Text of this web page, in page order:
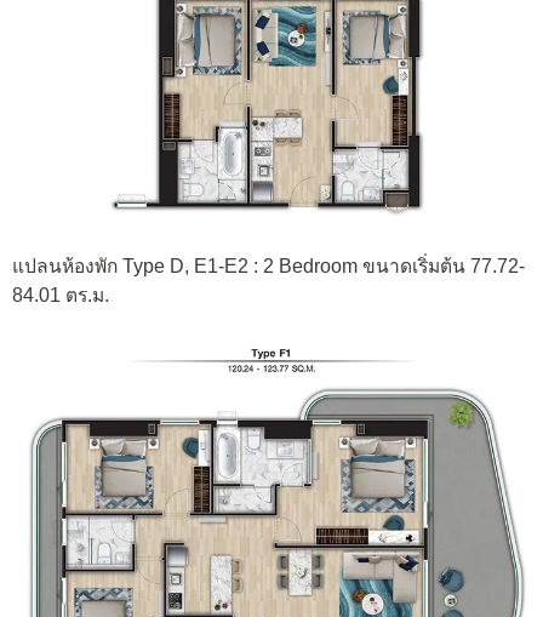
แปลนห้องพัก Type D, E1-E2 : 2 Bedroom ขนาดเริ่มต้น 77.72-
84.01 ตร.ม.